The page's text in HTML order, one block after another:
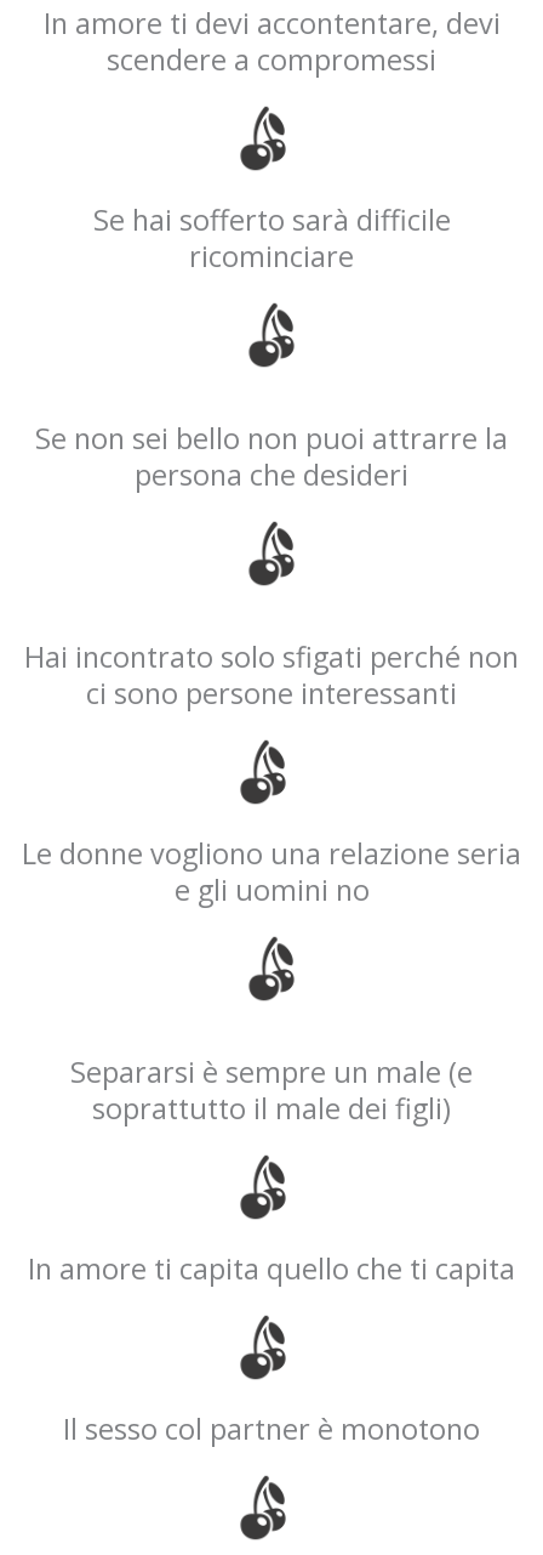
In amore ti devi accontentare, devi
scendere a compromessi
Se hai sofferto sarà difficile
ricominciare
Se non sei bello non puoi attrarre la
persona che desideri
Hai incontrato solo sfigati perché non
ci sono persone interessanti
Le donne vogliono una relazione seria
e gli uomini no
Separarsi è sempre un male (e
soprattutto il male dei figli)
In amore ti capita quello che ti capita
Il sesso col partner è monotono